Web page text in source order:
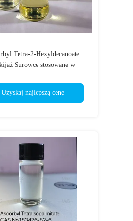
Tetra-2-Hexyldecanoate
Surowce stosowane w
Uzyskaj najlepszą cenę